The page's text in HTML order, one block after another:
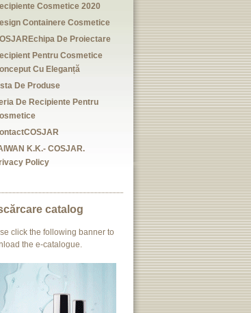
Cosmetice 2020
Containere Cosmetice
De Proiectare
Pentru Cosmetice
Cu Eleganță
De Produse
De Recipiente Pentru
K.K.- COSJAR.
Policy
catalog
click the following banner to
the e-catalogue.